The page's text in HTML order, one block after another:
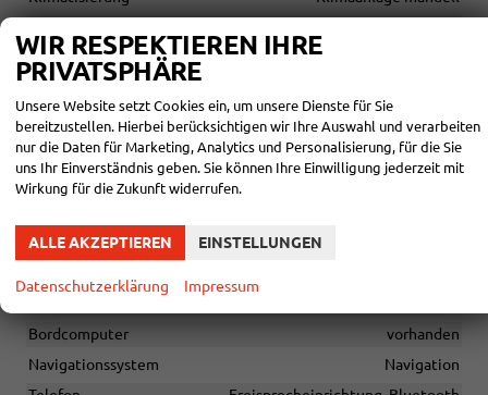
Lenkrad
in Leder, höhenverstellbar, mit Multifunktionen
Sitze: Verstellbarkeit
Höhenverstellbarer Fahrer- und Beifahrersitz
INFOTAINMENT & KOMMUNIKATION
Radio, Schnittstelle USB, Farbdisplay, Android Auto, Apple
Bordcomputer
vorhanden
Navigationssystem
Navigation
WIR RESPEKTIEREN IHRE
PRIVATSPHÄRE
Unsere Website setzt Cookies ein, um unsere Dienste für Sie
bereitzustellen. Hierbei berücksichtigen wir Ihre Auswahl und verarbeiten
nur die Daten für Marketing, Analytics und Personalisierung, für die Sie
uns Ihr Einverständnis geben. Sie können Ihre Einwilligung jederzeit mit
Wirkung für die Zukunft widerrufen.
ALLE AKZEPTIEREN EINSTELLUNGEN
Datenschutzerklärung Impressum